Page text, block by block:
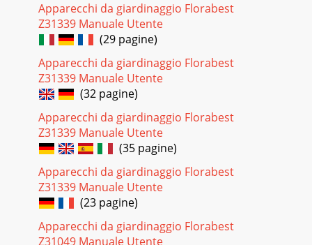
Apparecchi da giardinaggio Florabest
Z31339 Manuale Utente
(29 pagine)
Apparecchi da giardinaggio Florabest
Z31339 Manuale Utente
(32 pagine)
Apparecchi da giardinaggio Florabest
Z31339 Manuale Utente
(35 pagine)
Apparecchi da giardinaggio Florabest
Z31339 Manuale Utente
(23 pagine)
Apparecchi da giardinaggio Florabest
Z31049 Manuale Utente